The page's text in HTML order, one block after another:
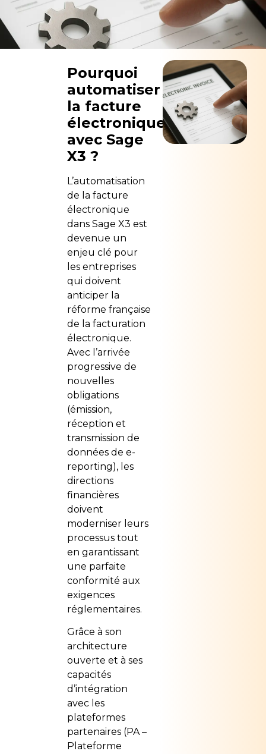
Pourquoi
automatiser
la facture
électronique
avec Sage
X3 ?
L’automatisation
de la facture
électronique
dans Sage X3 est
devenue un
enjeu clé pour
les entreprises
qui doivent
anticiper la
réforme française
de la facturation
électronique.
Avec l’arrivée
progressive de
nouvelles
obligations
(émission,
réception et
transmission de
données de e-
reporting), les
directions
financières
doivent
moderniser leurs
processus tout
en garantissant
une parfaite
conformité aux
exigences
réglementaires.
Grâce à son
architecture
ouverte et à ses
capacités
d’intégration
avec les
plateformes
partenaires (PA –
Plateforme